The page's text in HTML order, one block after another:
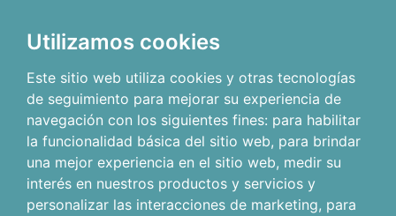
Utilizamos cookies
Este sitio web utiliza cookies y otras tecnologías
de seguimiento para mejorar su experiencia de
navegación con los siguientes fines: para habilitar
la funcionalidad básica del sitio web, para brindar
una mejor experiencia en el sitio web, medir su
interés en nuestros productos y servicios y
personalizar las interacciones de marketing, para